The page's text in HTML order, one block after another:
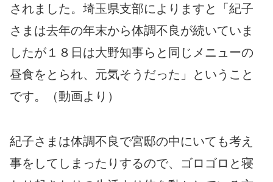
されました。埼玉県支部によりますと「紀子
さまは去年の年末から体調不良が続いていま
したが１８日は大野知事らと同じメニューの
昼食をとられ、元気そうだった」ということ
です。（動画より）
紀子さまは体調不良で宮邸の中にいても考え
事をしてしまったりするので、ゴロゴロと寝